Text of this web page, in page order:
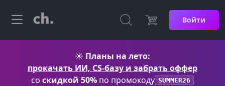
Войти
☀️ Планы на лето:
прокачать ИИ, CS-базу и забрать оффер
со скидкой 50% по промокоду SUMMER26